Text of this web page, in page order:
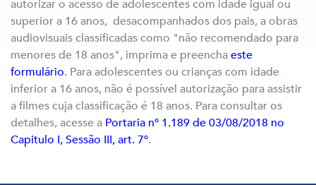
autorizar o acesso de adolescentes com idade igual ou
superior a 16 anos, desacompanhados dos pais, a obras
audiovisuais classificadas como "não recomendado para
menores de 18 anos", imprima e preenchaeste
formulário. Para adolescentes ou crianças com idade
inferior a 16 anos, não é possível autorização para assistir
a filmes cuja classificação é 18 anos. Para consultar os
detalhes, acesse a Portaria nº 1.189 de 03/08/2018 no
Capitulo I, Sessão III, art. 7º.